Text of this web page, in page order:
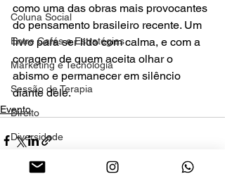
Coluna Social
Entre Cafés e Estratégias
Marketing e Tecnologia
Sessão de Terapia
Direito
Diversidade
Moda
como uma das obras mais provocantes
do pensamento brasileiro recente. Um
livro para ser lido com calma, e com a
coragem de quem aceita olhar o
abismo e permanecer em silêncio
diante dele.
Evento